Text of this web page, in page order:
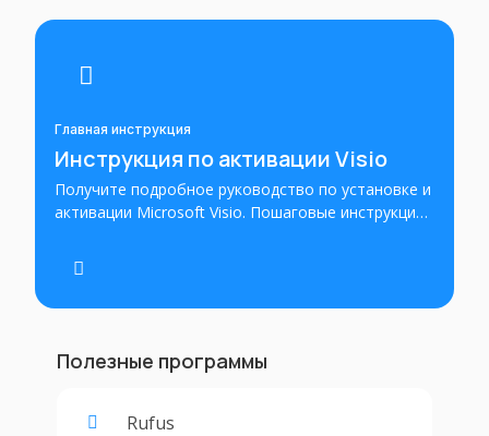
Главная инструкция
Инструкция по активации Visio
Получите подробное руководство по установке и
активации Microsoft Visio. Пошаговые инструкции
инструмент для создания диаграмм и
активировать его с использованием
лицензионного ключа или учетной записи
Полезные программы
Rufus